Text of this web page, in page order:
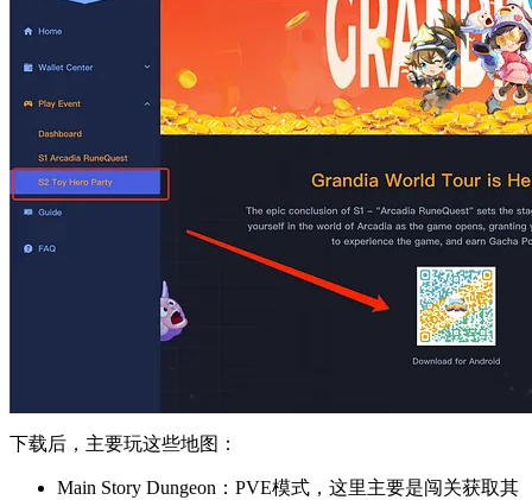
下载后，主要玩这些地图：
Main Story Dungeon：PVE模式，这里主要是闯关获取其